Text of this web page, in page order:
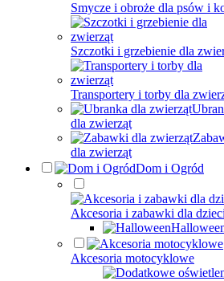
Smycze i obroże dla psów i
Szczotki i grzebienie dla
Transportery i torby dla
dla zwierząt
dla zwierząt
Dom i Ogród
Akcesoria i zabawki dla dzieci
Akcesoria motocyklowe